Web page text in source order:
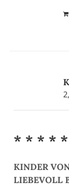
* * * * *
KINDER
LIEBEVOLL